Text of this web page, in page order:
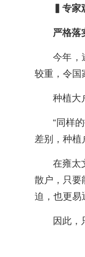
▍专家
严格落
今年，
较重，令国
种植大
“同样
差别，种植
在雍太
散户，只要
迫，也更易
因此，